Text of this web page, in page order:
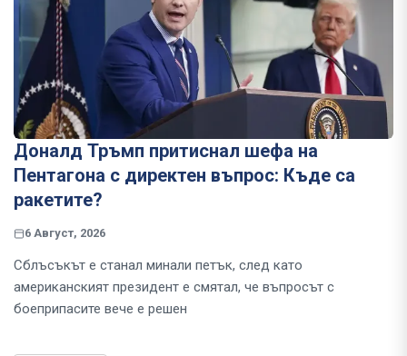
Доналд Тръмп притиснал шефа на
Пентагона с директен въпрос: Къде са
ракетите?
6 Август, 2026
Сблъсъкът е станал минали петък, след като
американският президент е смятал, че въпросът с
боеприпасите вече е решен